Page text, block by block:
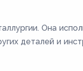
Она
деталей и